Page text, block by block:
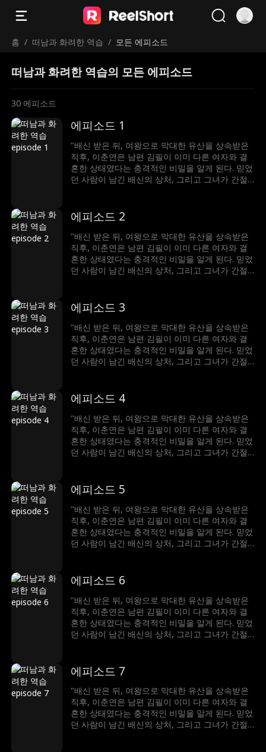
홈 / 떠남과 화려한 역습 / 모든 에피소드
떠남과 화려한 역습의 모든 에피소드
30 에피소드
에피소드 1
"배신 받은 뒤, 여왕으로 막대한 유산을 상속받은
직후, 이춘연은 남편 김필이 이미 다른 여자와 결
혼한 상태였다는 충격적인 비밀을 알게 된다. 믿었
던 사람이 남긴 배신의 상처, 그리고 그녀가 간절
는 결심한다. 무너진 삶을 되찾기 위한 복수극이
이제 시작된다!"
에피소드 2
"배신 받은 뒤, 여왕으로 막대한 유산을 상속받은
직후, 이춘연은 남편 김필이 이미 다른 여자와 결
혼한 상태였다는 충격적인 비밀을 알게 된다. 믿었
던 사람이 남긴 배신의 상처, 그리고 그녀가 간절
는 결심한다. 무너진 삶을 되찾기 위한 복수극이
이제 시작된다!"
에피소드 3
"배신 받은 뒤, 여왕으로 막대한 유산을 상속받은
직후, 이춘연은 남편 김필이 이미 다른 여자와 결
혼한 상태였다는 충격적인 비밀을 알게 된다. 믿었
던 사람이 남긴 배신의 상처, 그리고 그녀가 간절
는 결심한다. 무너진 삶을 되찾기 위한 복수극이
이제 시작된다!"
에피소드 4
"배신 받은 뒤, 여왕으로 막대한 유산을 상속받은
직후, 이춘연은 남편 김필이 이미 다른 여자와 결
혼한 상태였다는 충격적인 비밀을 알게 된다. 믿었
던 사람이 남긴 배신의 상처, 그리고 그녀가 간절
는 결심한다. 무너진 삶을 되찾기 위한 복수극이
이제 시작된다!"
에피소드 5
"배신 받은 뒤, 여왕으로 막대한 유산을 상속받은
직후, 이춘연은 남편 김필이 이미 다른 여자와 결
혼한 상태였다는 충격적인 비밀을 알게 된다. 믿었
던 사람이 남긴 배신의 상처, 그리고 그녀가 간절
는 결심한다. 무너진 삶을 되찾기 위한 복수극이
이제 시작된다!"
에피소드 6
"배신 받은 뒤, 여왕으로 막대한 유산을 상속받은
직후, 이춘연은 남편 김필이 이미 다른 여자와 결
혼한 상태였다는 충격적인 비밀을 알게 된다. 믿었
던 사람이 남긴 배신의 상처, 그리고 그녀가 간절
는 결심한다. 무너진 삶을 되찾기 위한 복수극이
이제 시작된다!"
에피소드 7
"배신 받은 뒤, 여왕으로 막대한 유산을 상속받은
직후, 이춘연은 남편 김필이 이미 다른 여자와 결
혼한 상태였다는 충격적인 비밀을 알게 된다. 믿었
던 사람이 남긴 배신의 상처, 그리고 그녀가 간절